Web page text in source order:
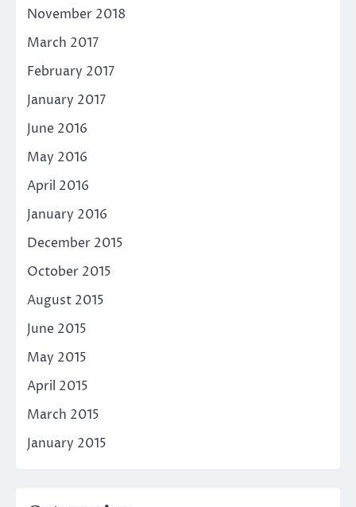
November 2018
March 2017
February 2017
January 2017
June 2016
May 2016
April 2016
January 2016
December 2015
October 2015
August 2015
June 2015
May 2015
April 2015
March 2015
January 2015